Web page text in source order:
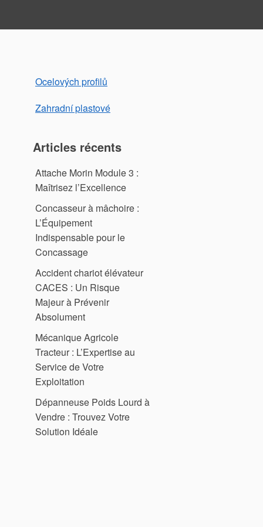
Ocelových profilů
Zahradní plastové
Articles récents
Attache Morin Module 3 :
Maîtrisez l’Excellence
Concasseur à mâchoire :
L’Équipement
Indispensable pour le
Concassage
Accident chariot élévateur
CACES : Un Risque
Majeur à Prévenir
Absolument
Mécanique Agricole
Tracteur : L’Expertise au
Service de Votre
Exploitation
Dépanneuse Poids Lourd à
Vendre : Trouvez Votre
Solution Idéale